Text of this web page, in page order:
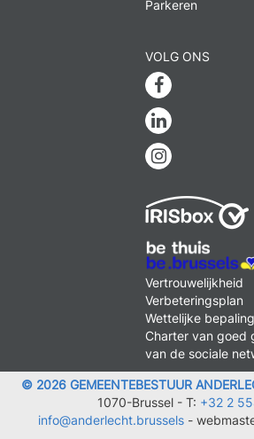
Parkeren
VOLG ONS
Facebook
Linkedin
Instagram
MENU
FOOTER
LEGAL
Vertrouwelijkheid
Verbeteringsplan
Wettelijke
Charter van goed
van de sociale
© 2026 GEMEENTEBESTUUR
1070-Brussel - T: +32 2
info@anderlecht.brussels-